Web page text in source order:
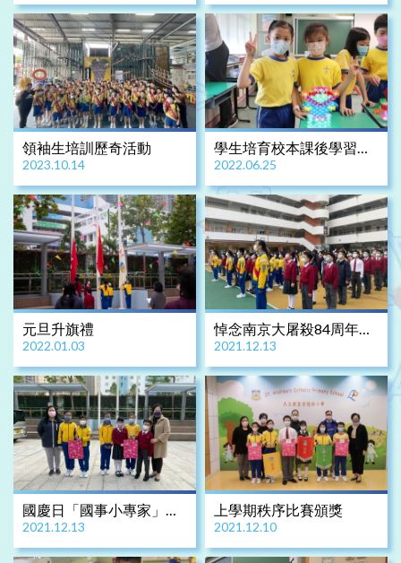
領袖生培訓歷奇活動
2023.10.14
學生培育校本課後學習支
援活動
2022.06.25
元旦升旗禮
2022.01.03
悼念南京大屠殺84周年升
旗禮
2021.12.13
國慶日「國事小專家」網
上問答比賽頒獎
2021.12.13
上學期秩序比賽頒獎
2021.12.10